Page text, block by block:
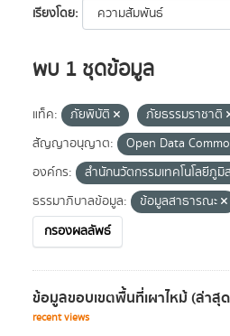
เรียงโดย
พบ 1 ชุดข้อมูล
แท็ค: ภัยพิบัติ ภัยธรรมราชาติ
สัญญาอนุญาต:
Open Data
องค์กร:
สำนักนวัตกรรมเทคโนโลยีภูมิ
ธรรมาภิบาลข้อมูล:
ข้อมูลสาธารณะ
กรองผลลัพธ์
ข้อมูลขอบเขตพื้นที่เผาไหม้ (ล่าสุ
recent views